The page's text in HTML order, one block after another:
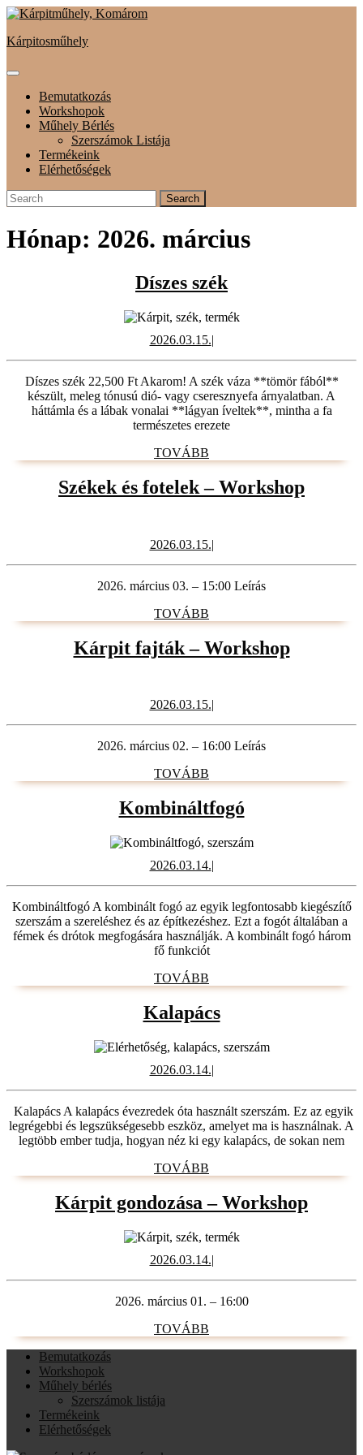
Skip
content
Kárpitosműhely
Open
ButtonBemutatkozás
Workshopok
Műhely Bérlés
Szerszámok Listája
Termékeink
Elérhetőségek
Close
Button
Search
for:
Hónap: 2026. március
Díszes székDíszes
2026.03.15.2026.03.15.
|
Díszes szék 22,500 Ft Akarom! A szék váza **tömör fából**
készült, meleg tónusú dió- vagy cseresznyefa árnyalatban. A
háttámla és a lábak vonalai **lágyan íveltek**, mintha a fa
természetes erezete
TOVÁBB
Székek és fotelek – WorkshopSzékek
2026.03.15.2026.03.15.
|
2026. március 03. – 15:00 Leírás
TOVÁBB
Kárpit fajták – WorkshopKárpit
2026.03.15.2026.03.15.
|
2026. március 02. – 16:00 Leírás
TOVÁBB
Kombináltfogó
2026.03.14.2026.03.14.
|
Kombináltfogó A kombinált fogó az egyik legfontosabb kiegészítő
szerszám a szereléshez és az építkezéshez. Ezt a fogót általában a
fémek és drótok megfogására használják. A kombinált fogó három
fő funkciót
TOVÁBB
KalapácsKalapács
2026.03.14.2026.03.14.
|
Kalapács A kalapács évezredek óta használt szerszám. Ez az egyik
legrégebbi és legszükségesebb eszköz, amelyet ma is használnak. A
legtöbb ember tudja, hogyan néz ki egy kalapács, de sokan nem
TOVÁBB
Kárpit gondozása – WorkshopKárpit
2026.03.14.2026.03.14.
|
2026. március 01. – 16:00
TOVÁBB
Bemutatkozás
Workshopok
Műhely bérlés
Szerszámok listája
Termékeink
Elérhetőségek